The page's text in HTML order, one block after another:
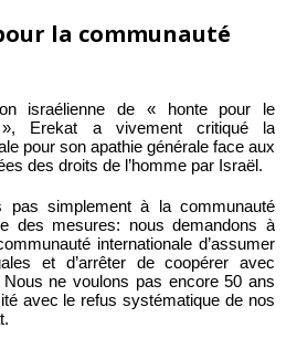
la communauté
israélienne de « honte pour le
», Erekat a vivement critiqué la
pour son apathie générale face aux
des droits de l’homme par Israël.
pas simplement à la communauté
des mesures: nous demandons à
internationale d’assumer
et d’arrêter de coopérer avec
Nous ne voulons pas encore 50 ans
avec le refus systématique de nos